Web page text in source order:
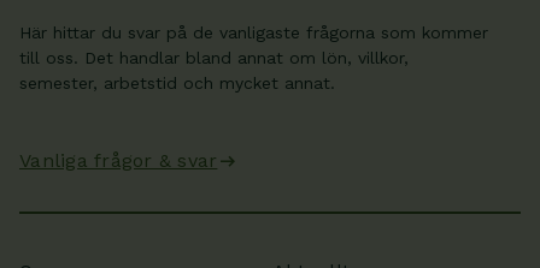
Här hittar du svar på de vanligaste frågorna som kommer
till oss. Det handlar bland annat om lön, villkor,
semester, arbetstid och mycket annat.
Vanliga frågor & svar